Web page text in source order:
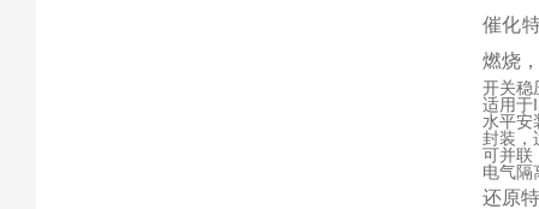
催化
燃烧
开关稳
适用于
水平安
封装，
可并联
电气隔
还原